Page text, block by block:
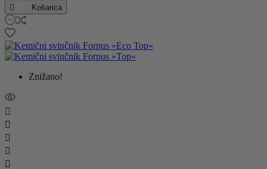
 Košarica
Znižano!




